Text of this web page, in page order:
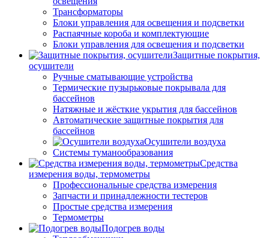
Трансформаторы
Блоки управления для освещения и подсветки
Распаячные короба и комплектующие
Блоки управления для освещения и подсветки
Защитные покрытия,
осушители
Ручные сматывающие устройства
Термические пузырьковые покрывала для
бассейнов
Натяжные и жёсткие укрытия для бассейнов
Автоматические защитные покрытия для
бассейнов
Осушители воздуха
Системы туманообразования
Средства
измерения воды, термометры
Профессиональные средства измерения
Запчасти и принадлежности тестеров
Простые средства измерения
Термометры
Подогрев воды